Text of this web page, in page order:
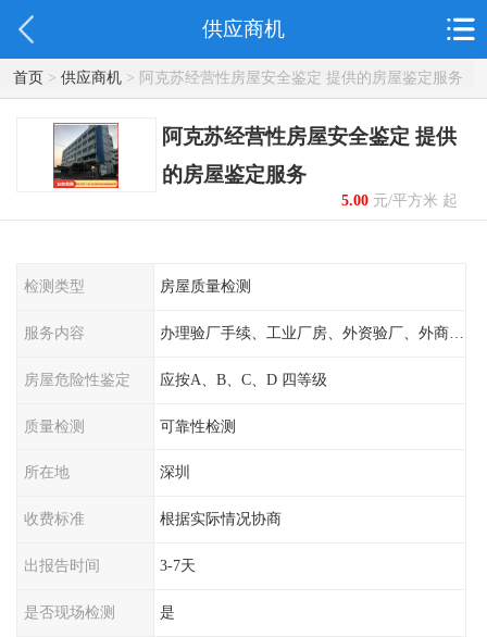
供应商机
首页> 供应商机> 阿克苏经营性房屋安全鉴定 提供的房屋鉴定服务
阿克苏经营性房屋安全鉴定 提供
的房屋鉴定服务
5.00元/平方米 起
检测类型 房屋质量检测
服务内容
房屋危险性鉴定 应按A、B、C、D 四等级
质量检测 可靠性检测
所在地 深圳
收费标准 根据实际情况协商
出报告时间 3-7天
是否现场检测 是